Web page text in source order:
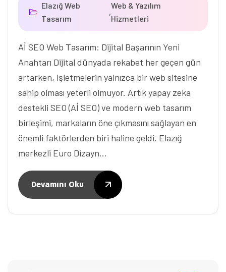
Elazığ Web
Tasarım
,
Web & Yazılım
Hizmetleri
Aİ SEO Web Tasarım: Dijital Başarının Yeni
Anahtarı Dijital dünyada rekabet her geçen gün
artarken, işletmelerin yalnızca bir web sitesine
sahip olması yeterli olmuyor. Artık yapay zeka
destekli SEO (Aİ SEO) ve modern web tasarım
birleşimi, markaların öne çıkmasını sağlayan en
önemli faktörlerden biri haline geldi. Elazığ
merkezli Euro Dizayn…
Devamını Oku